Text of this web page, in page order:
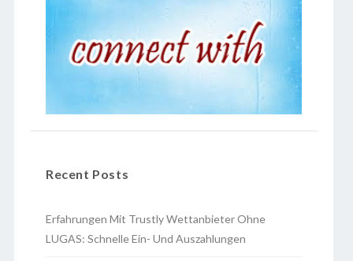
Recent Posts
Erfahrungen Mit Trustly Wettanbieter Ohne
LUGAS: Schnelle Ein- Und Auszahlungen